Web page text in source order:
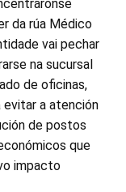
da rúa Médico
vai pechar
na sucursal
de oficinas,
evitar a atención
de postos
que
impacto